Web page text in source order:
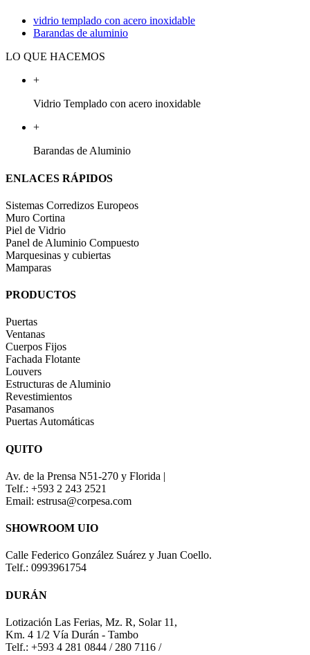
vidrio templado con acero inoxidable
Barandas de aluminio
LO QUE HACEMOS
+
Vidrio Templado con acero inoxidable
+
Barandas de Aluminio
ENLACES RÁPIDOS
Sistemas Corredizos Europeos
Muro Cortina
Piel de Vidrio
Panel de Aluminio Compuesto
Marquesinas y cubiertas
Mamparas
PRODUCTOS
Puertas
Ventanas
Cuerpos Fijos
Fachada Flotante
Louvers
Estructuras de Aluminio
Revestimientos
Pasamanos
Puertas Automáticas
QUITO
Av. de la Prensa N51-270 y Florida |
Telf.: +593 2 243 2521
Email: estrusa@corpesa.com
SHOWROOM UIO
Calle Federico González Suárez y Juan Coello.
Telf.: 0993961754
DURÁN
Lotización Las Ferias, Mz. R, Solar 11,
Km. 4 1/2 Vía Durán - Tambo
Telf.: +593 4 281 0844 / 280 7116 /